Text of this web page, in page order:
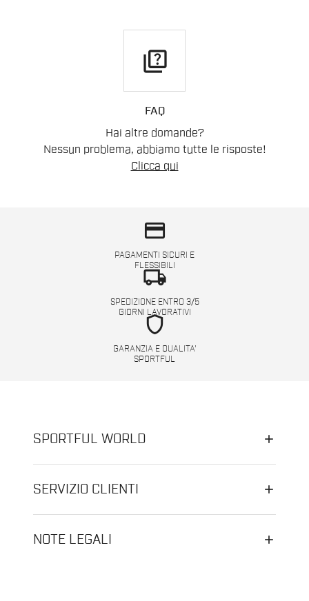
quiz
FAQ
Hai altre domande?
Nessun problema, abbiamo tutte le risposte!
Clicca qui
credit_card
PAGAMENTI SICURI E
FLESSIBILI
local_shipping
SPEDIZIONE ENTRO 3/5
GIORNI LAVORATIVI
shield
GARANZIA E QUALITA'
SPORTFUL
SPORTFUL WORLD
SERVIZIO CLIENTI
NOTE LEGALI